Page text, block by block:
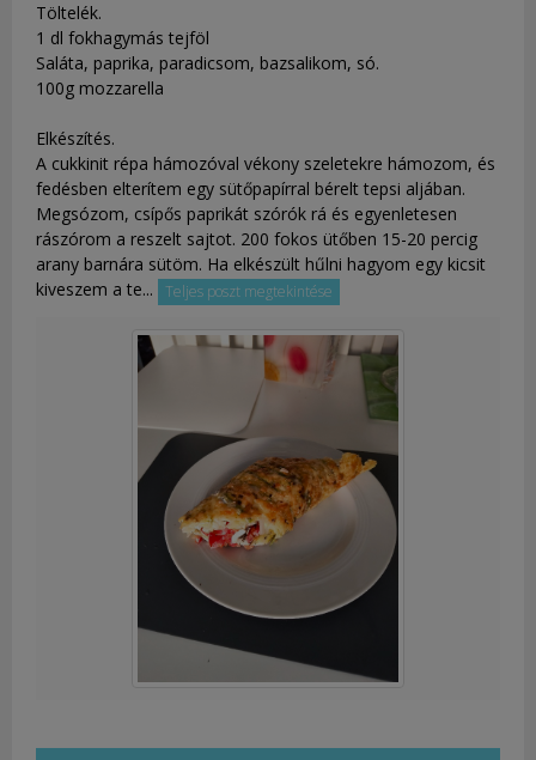
Töltelék.
1 dl fokhagymás tejföl
Saláta, paprika, paradicsom, bazsalikom, só.
100g mozzarella
Elkészítés.
A cukkinit répa hámozóval vékony szeletekre hámozom, és
fedésben elterítem egy sütőpapírral bérelt tepsi aljában.
Megsózom, csípős paprikát szórók rá és egyenletesen
rászórom a reszelt sajtot. 200 fokos ütőben 15-20 percig
arany barnára sütöm. Ha elkészült hűlni hagyom egy kicsit
kiveszem a te...
Teljes poszt megtekintése